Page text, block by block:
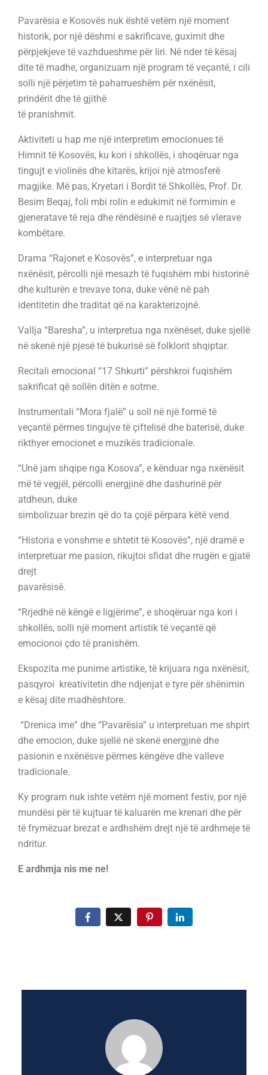
Pavarësia e Kosovës nuk është vetëm një moment
historik, por një dëshmi e sakrificave, guximit dhe
përpjekjeve të vazhdueshme për liri. Në nder të kësaj
dite të madhe, organizuam një program të veçantë, i cili
solli një përjetim të paharrueshëm për nxënësit,
prindërit dhe të gjithë
të pranishmit.
Aktiviteti u hap me një interpretim emocionues të
Himnit të Kosovës, ku kori i shkollës, i shoqëruar nga
tingujt e violinës dhe kitarës, krijoi një atmosferë
magjike. Më pas, Kryetari i Bordit të Shkollës, Prof. Dr.
Besim Beqaj, foli mbi rolin e edukimit në formimin e
gjeneratave të reja dhe rëndësinë e ruajtjes së vlerave
kombëtare.
Drama “Rajonet e Kosovës”, e interpretuar nga
nxënësit, përcolli një mesazh të fuqishëm mbi historinë
dhe kulturën e trevave tona, duke vënë në pah
identitetin dhe traditat që na karakterizojnë.
Vallja “Baresha”, u interpretua nga nxënëset, duke sjellë
në skenë një pjesë të bukurisë së folklorit shqiptar.
Recitali emocional “17 Shkurti” përshkroi fuqishëm
sakrificat që sollën ditën e sotme.
Instrumentali “Mora fjalë” u soll në një formë të
veçantë përmes tingujve të çiftelisë dhe baterisë, duke
rikthyer emocionet e muzikës tradicionale.
“Unë jam shqipe nga Kosova”, e kënduar nga nxënësit
më të vegjël, përcolli energjinë dhe dashurinë për
atdheun, duke
simbolizuar brezin që do ta çojë përpara këtë vend.
“Historia e vonshme e shtetit të Kosovës”, një dramë e
interpretuar me pasion, rikujtoi sfidat dhe rrugën e gjatë
drejt
pavarësisë.
“Rrjedhë në këngë e ligjërime”, e shoqëruar nga kori i
shkollës, solli një moment artistik të veçantë që
emocionoi çdo të pranishëm.
Ekspozita me punime artistike, të krijuara nga nxënësit,
pasqyroi kreativitetin dhe ndjenjat e tyre për shënimin
e kësaj dite madhështore.
“Drenica ime” dhe “Pavarësia” u interpretuan me shpirt
dhe emocion, duke sjellë në skenë energjinë dhe
pasionin e nxënësve përmes këngëve dhe valleve
tradicionale.
Ky program nuk ishte vetëm një moment festiv, por një
mundësi për të kujtuar të kaluarën me krenari dhe për
të frymëzuar brezat e ardhshëm drejt një të ardhmeje të
ndritur.
E ardhmja nis me ne!